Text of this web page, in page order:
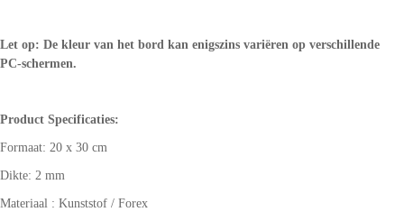
Let op: De kleur van het bord kan enigszins variëren op verschillende
PC-schermen.
Product Specificaties:
Formaat: 20 x 30 cm
Dikte: 2 mm
Materiaal : Kunststof / Forex